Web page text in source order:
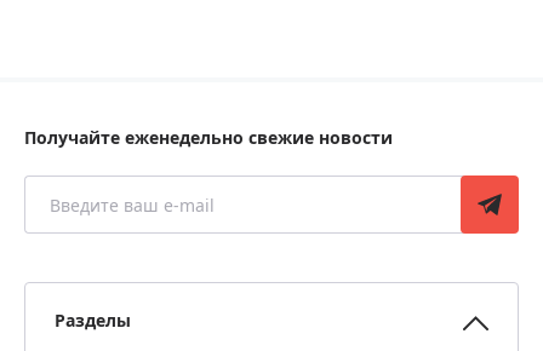
Получайте еженедельно свежие новости
Разделы